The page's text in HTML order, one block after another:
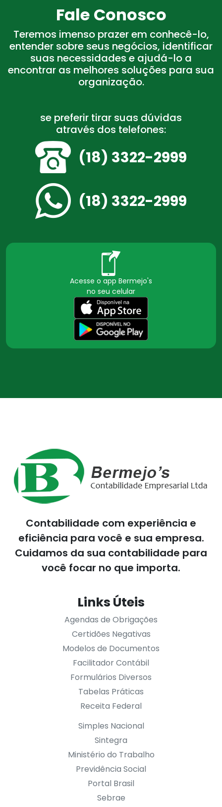
Fale Conosco
Teremos imenso prazer em conhecê-lo,
entender sobre seus negócios, identificar
suas necessidades e ajudá-lo a
encontrar as melhores soluções para sua
organização.
se preferir tirar suas dúvidas
através dos telefones:
(18) 3322-2999
(18) 3322-2999
Acesse o app Bermejo's
no seu celular
Contabilidade com experiência e
eficiência para você e sua empresa.
Cuidamos da sua contabilidade para
você focar no que importa.
Links Úteis
Agendas de Obrigações
Certidões Negativas
Modelos de Documentos
Facilitador Contábil
Formulários Diversos
Tabelas Práticas
Receita Federal
Simples Nacional
Sintegra
Ministério do Trabalho
Previdência Social
Portal Brasil
Sebrae